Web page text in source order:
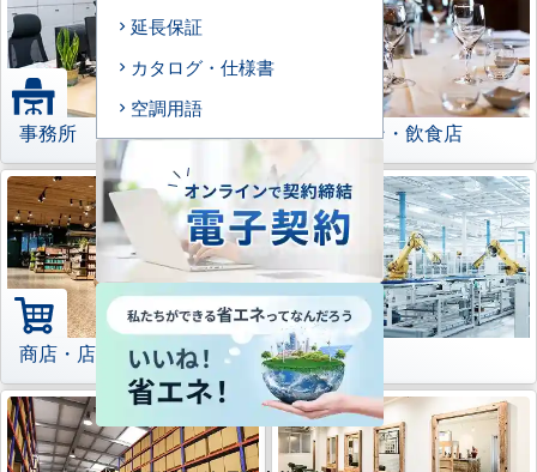
事務所 レストラン・飲食店
商店・店舗 工場
延長保証
カタログ・仕様書
空調用語